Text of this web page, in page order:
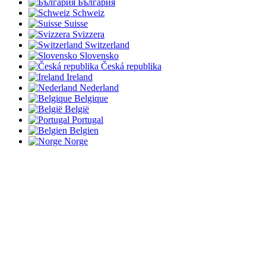
България
Schweiz
Suisse
Svizzera
Switzerland
Slovensko
Česká republika
Ireland
Nederland
Belgique
België
Portugal
Belgien
Norge